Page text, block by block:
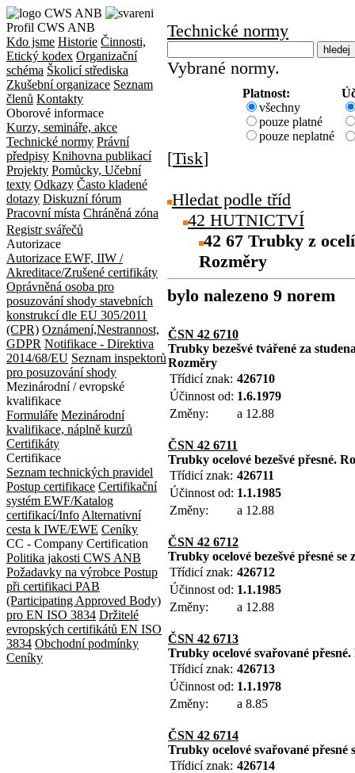
Profil CWS ANB
Kdo jsme Historie Činnosti,
Etický kodex Organizační
schéma Školicí střediska
Zkušební organizace Seznam
členů Kontakty
Oborové informace
Kurzy, semináře, akce
Technické normy Právní
předpisy Knihovna publikací
Projekty Pomůcky, Učební
texty Odkazy Často kladené
dotazy Diskuzní fórum
Pracovní místa Chráněná zóna
Registr svářečů
Autorizace
Autorizace EWF, IIW /
Akreditace/Zrušené certifikáty
Oprávněná osoba pro
posuzování shody stavebních
konstrukcí dle EU 305/2011
(CPR) Oznámení,Nestrannost,
GDPR Notifikace - Direktiva
2014/68/EU Seznam inspektorů
pro posuzování shody
Mezinárodní / evropské
kvalifikace
Formuláře Mezinárodní
kvalifikace, náplně kurzů
Certifikáty
Certifikace
Seznam technických pravidel
Postup certifikace Certifikační
systém EWF/Katalog
certifikací/Info Alternativní
cesta k IWE/EWE Ceníky
CC - Company Certification
Politika jakosti CWS ANB
Požadavky na výrobce Postup
při certifikaci PAB
(Participating Approved Body)
pro EN ISO 3834 Držitelé
evropských certifikátů EN ISO
3834 Obchodní podmínky
Ceníky
Technické normy
Vybrané normy.
Platnost:
všechny
pouze platné
pouze neplatné
[Tisk]
Hledat podle tříd
42 HUTNICTVÍ
42 67 Trubky z
Rozměry
bylo nalezeno 9 norem
ČSN 42 6710
Trubky bezešvé tvářené za
Rozměry
Třídicí znak: 426710
Účinnost od: 1.6.1979
Změny:
a 12.88
ČSN 42 6711
Trubky ocelové bezešvé přesné.
Třídicí znak: 426711
Účinnost od: 1.1.1985
Změny:
a 12.88
ČSN 42 6712
Trubky ocelové bezešvé přesné
Třídicí znak: 426712
Účinnost od: 1.1.1985
Změny:
a 12.88
ČSN 42 6713
Trubky ocelové svařované
Třídicí znak: 426713
Účinnost od: 1.1.1978
Změny:
a 8.85
ČSN 42 6714
Trubky ocelové svařované přesné
Třídicí znak: 426714